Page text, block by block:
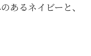
るネイビーと、